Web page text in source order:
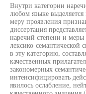
Внутри категории
любом языке
меру проявления
диссертация
наречий степени и меры
лексико-семантической
в эту категорию,
качественных
закономерных
интенсифицировать
явилось ослабление,